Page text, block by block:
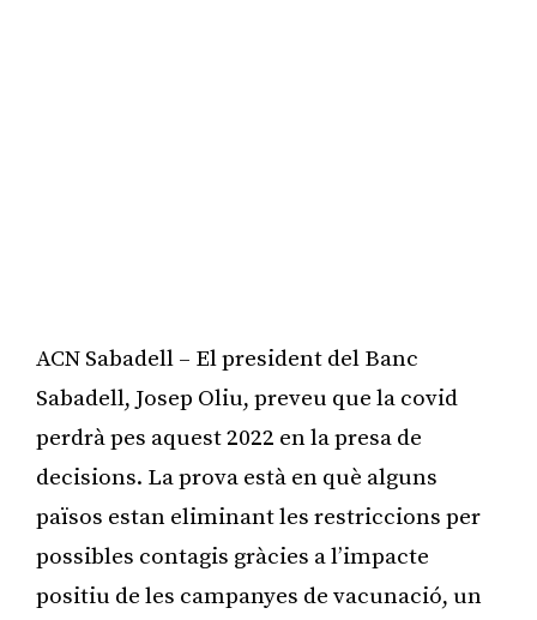
ACN Sabadell – El president del Banc
Sabadell, Josep Oliu, preveu que la covid
perdrà pes aquest 2022 en la presa de
decisions. La prova està en què alguns
països estan eliminant les restriccions per
possibles contagis gràcies a l’impacte
positiu de les campanyes de vacunació, un